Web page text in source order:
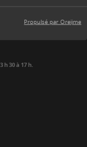
Propulsé par Orejime
h 30 à 17 h.